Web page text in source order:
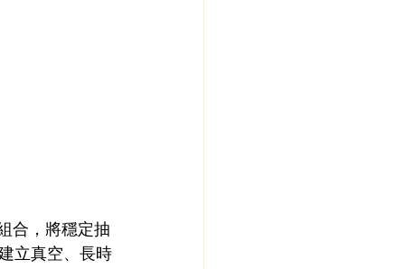
合，將穩定抽
立真空、長時